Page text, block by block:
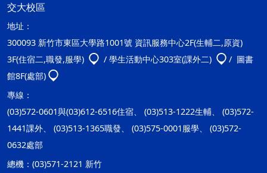
交大校區
地址：
300093 新竹市東區大學路1001號 資訊服務中心2F(生輔二,原資)
3F(住宿二,職發,服學)
/ 學生活動中心303室(課外二)
/ 圖書
館8F(處部)
專線：
(03)572-0601與(03)612-6516住宿、 (03)513-1222生輔、 (03)572-
1441課外、 (03)513-1365職發、 (03)575-0001服學、 (03)572-
0632處部
總機： (03)571-2121 新竹